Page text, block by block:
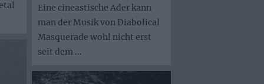
Eine cineastische Ader kann
man der Musik von Diabolical
Masquerade wohl nicht erst
seit dem ...